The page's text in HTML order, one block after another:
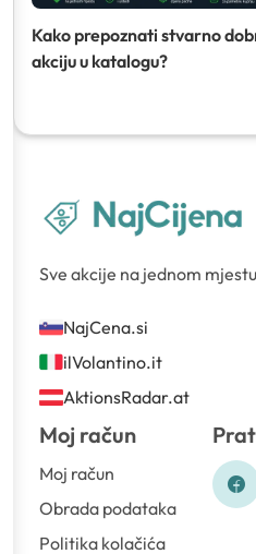
Kako prepoznati stvarno
akciju u katalogu?
Sve akcije na jednom
NajCena.si
ilVolantino.it
AktionsRadar.at
Moj račun
Moj račun
Obrada podataka
Politika kolačića